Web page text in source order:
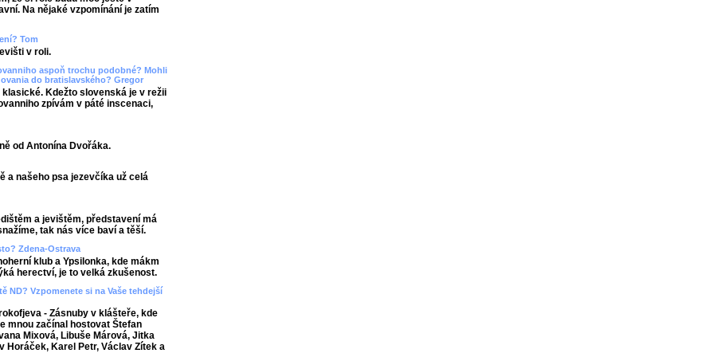
Na nějaké vzpomínání je zatím
Tom
v roli.
aspoň trochu podobné? Mohli
do bratislavského? Gregor
Kdežto slovenská je v režii
zpívám v páté inscenaci,
od Antonína Dvořáka.
a našeho psa jezevčíka už celá
a jevištěm, představení má
tak nás více baví a těší.
Zdena-Ostrava
klub a Ypsilonka, kde mákm
herectví, je to velká zkušenost.
ND? Vzpomenete si na Vaše tehdejší
- Zásnuby v klášteře, kde
mnou začínal hostovat Štefan
Mixová, Libuše Márová, Jitka
Horáček, Karel Petr, Václav Zítek a